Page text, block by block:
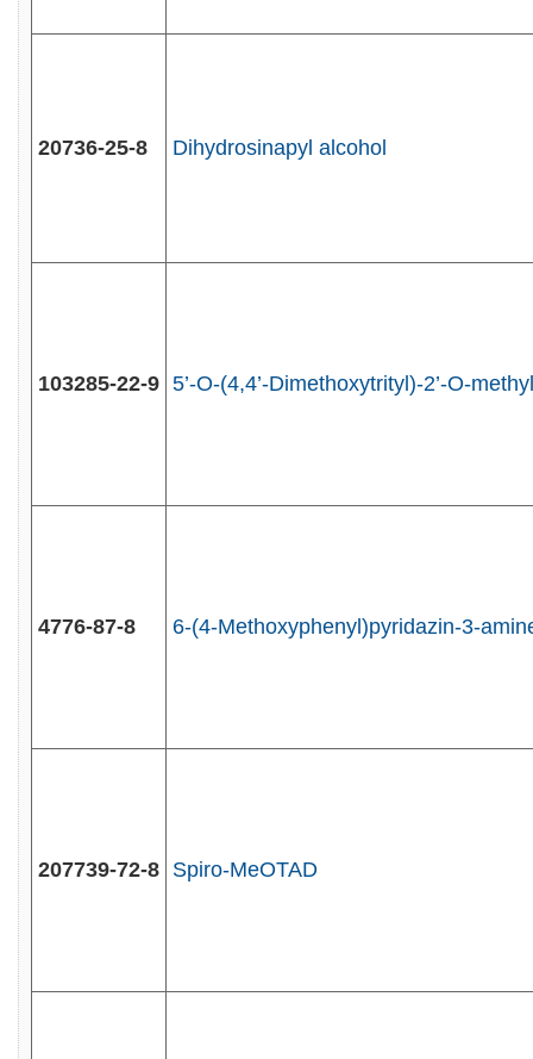
20736-25-8 Dihydrosinapyl alcohol
103285-22-9 5’-O-(4,4’-Dimethoxytrityl)-2’-O-
4776-87-8 6-(4-Methoxyphenyl)pyridazin-3-
207739-72-8 Spiro-MeOTAD